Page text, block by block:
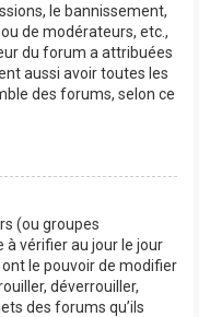
le bannissement,
de modérateurs, etc.,
du forum a attribuées
aussi avoir toutes les
des forums, selon ce
(ou groupes
à vérifier au jour le jour
le pouvoir de modifier
déverrouiller,
des forums qu’ils